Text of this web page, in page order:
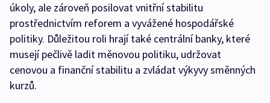
úkoly, ale zároveň posilovat vnitřní stabilitu
prostřednictvím reforem a vyvážené hospodářské
politiky. Důležitou roli hrají také centrální banky, které
musejí pečlivě ladit měnovou politiku, udržovat
cenovou a finanční stabilitu a zvládat výkyvy směnných
kurzů.